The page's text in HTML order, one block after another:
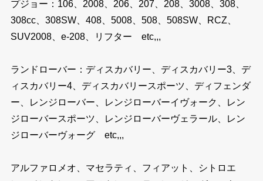
プジョー：106、2008、206、207、208、3008、308、
308cc、308SW、408、5008、508、508SW、RCZ、
SUV2008、e-208、リフター etc,,,
ランドローバー：ディスカバリー、ディスカバリー3、デ
ィスカバリー4、ディスカバリースポーツ、ディフェンダ
ー、レンジローバー、レンジローバーイヴォーク、レン
ジローバースポーツ、レンジローバーヴェラール、レン
ジローバーヴォーグ etc,,,
アルファロメオ、マセラティ、フィアット、シトロエ